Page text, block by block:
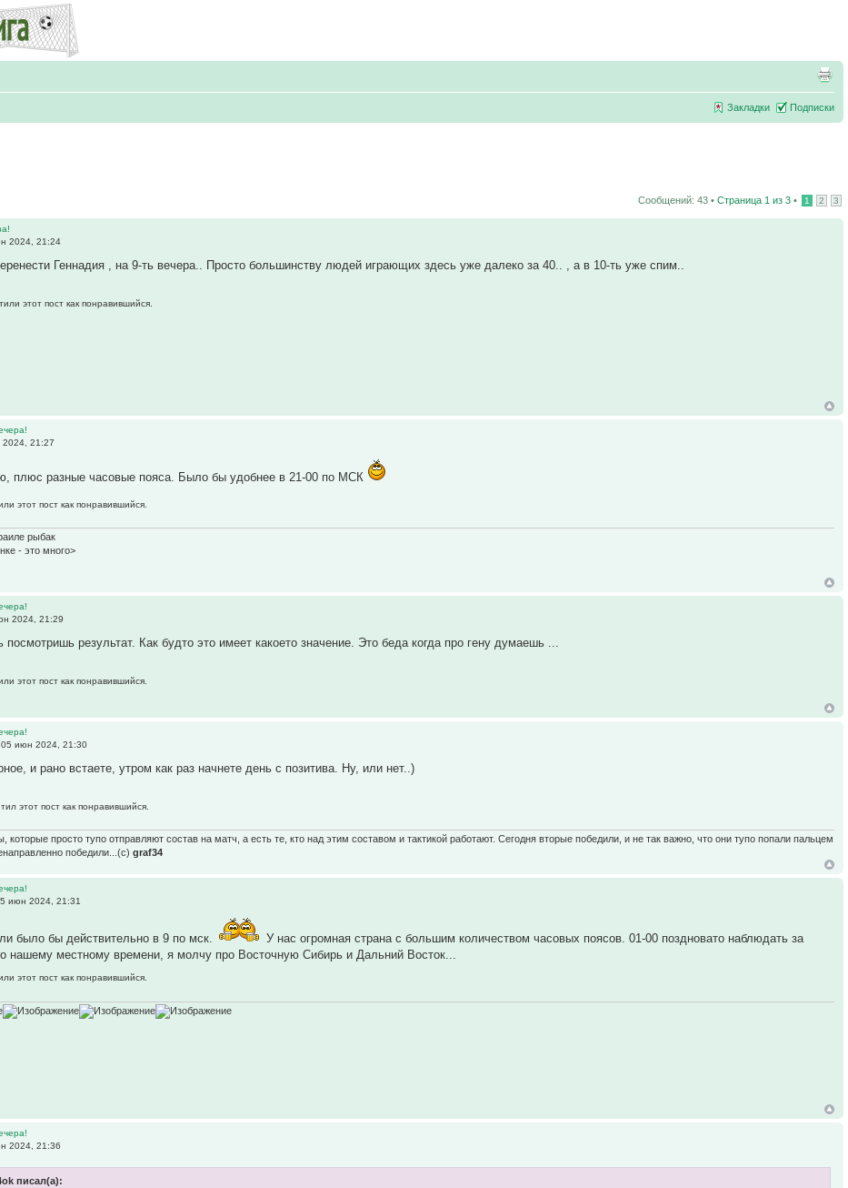
Закладки Подписки
Сообщений: 43 • Страница 1 из 3 • 1 2 3
2024, 21:24
Геннадия , на 9-ть вечера.. Просто большинству людей играющих здесь уже далеко за 40.. , а в 10-ть уже спим..
этот пост как понравившийся.
21:27
плюс разные часовые пояса. Было бы удобнее в 21-00 по МСК
этот пост как понравившийся.
рыбак
- это много>
2024, 21:29
результат. Как будто это имеет какоето значение. Это беда когда про гену думаешь ...
этот пост как понравившийся.
05 июн 2024, 21:30
и рано встаете, утром как раз начнете день с позитива. Ну, или нет..)
этот пост как понравившийся.
которые просто тупо отправляют состав на матч, а есть те, кто над этим составом и тактикой работают. Сегодня вторые победили, и не так важно, что они тупо попали пальцем
победили...(с)graf34
июн 2024, 21:31
было бы действительно в 9 по мск.
У нас огромная страна с большим количеством часовых поясов. 01-00 поздновато наблюдать за
нашему местному времени, я молчу про Восточную Сибирь и Дальний Восток...
этот пост как понравившийся.
2024, 21:36
писал(а):